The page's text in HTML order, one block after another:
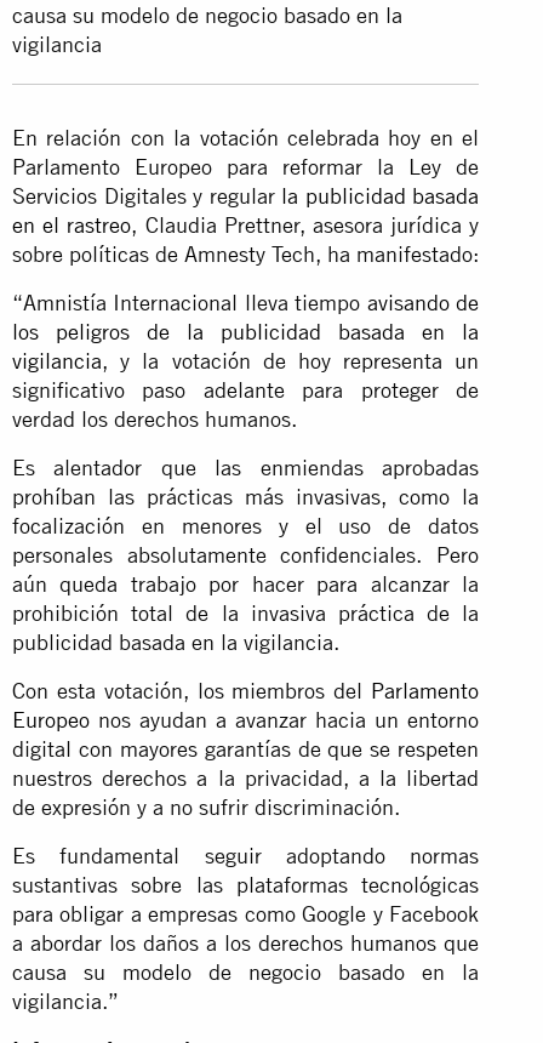
causa su modelo de negocio basado en la
vigilancia
En relación con la votación celebrada hoy en el
Parlamento Europeo para reformar la Ley de
Servicios Digitales y regular la publicidad basada
en el rastreo, Claudia Prettner, asesora jurídica y
sobre políticas de Amnesty Tech, ha manifestado:
“Amnistía Internacional lleva tiempo avisando de
los peligros de la publicidad basada en la
vigilancia, y la votación de hoy representa un
significativo paso adelante para proteger de
verdad los derechos humanos.
Es alentador que las enmiendas aprobadas
prohíban las prácticas más invasivas, como la
focalización en menores y el uso de datos
personales absolutamente confidenciales. Pero
aún queda trabajo por hacer para alcanzar la
prohibición total de la invasiva práctica de la
publicidad basada en la vigilancia.
Con esta votación, los miembros del Parlamento
Europeo nos ayudan a avanzar hacia un entorno
digital con mayores garantías de que se respeten
nuestros derechos a la privacidad, a la libertad
de expresión y a no sufrir discriminación.
Es fundamental seguir adoptando normas
sustantivas sobre las plataformas tecnológicas
para obligar a empresas como Google y Facebook
a abordar los daños a los derechos humanos que
causa su modelo de negocio basado en la
vigilancia.”